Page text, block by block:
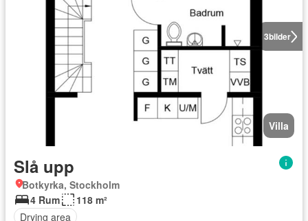
3bilder
Villa
Slå upp
Botkyrka, Stockholm
4 Rum
118 m²
Drying area